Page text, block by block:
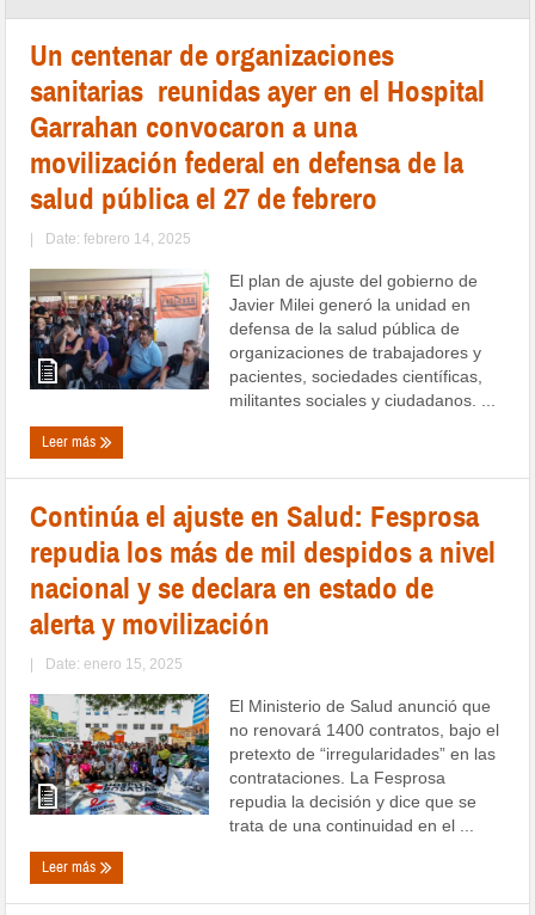
Un centenar de organizaciones
sanitarias reunidas ayer en el Hospital
Garrahan convocaron a una
movilización federal en defensa de la
salud pública el 27 de febrero
| Date: febrero 14, 2025
El plan de ajuste del gobierno de
Javier Milei generó la unidad en
defensa de la salud pública de
organizaciones de trabajadores y
pacientes, sociedades científicas,
militantes sociales y ciudadanos. ...
Leer más
Continúa el ajuste en Salud: Fesprosa
repudia los más de mil despidos a nivel
nacional y se declara en estado de
alerta y movilización
| Date: enero 15, 2025
El Ministerio de Salud anunció que
no renovará 1400 contratos, bajo el
pretexto de “irregularidades” en las
contrataciones. La Fesprosa
repudia la decisión y dice que se
trata de una continuidad en el ...
Leer más